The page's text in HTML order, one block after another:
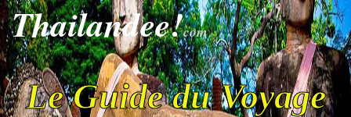
Thailandee!com
Le Guide du Voyage